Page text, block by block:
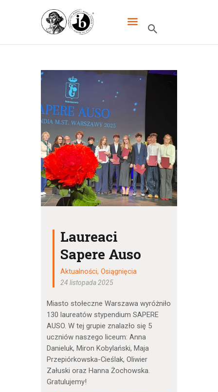
XXXIII LO DWUJĘZYCZNE IM.
MIKOŁAJA KOPERNIKA W
HOME
SZKOŁA
IB
UCZNIOWIE
KANDYDACI
RODZICE
WYDARZENIA
Laureaci
Sapere Auso
Aktualności,Osiągnięcia
24 listopada 2025
Miasto stołeczne Warszawa wyróżniło
130 laureatów stypendium SAPERE
AUSO. W tej grupie znalazło się 5
uczniów naszego liceum: Anna
Danieluk, Miron Kobylański, Maja
Przepiórkowska-Cieślak, Oliwier
Załuski oraz Hanna Żochowska.
Gratulujemy!